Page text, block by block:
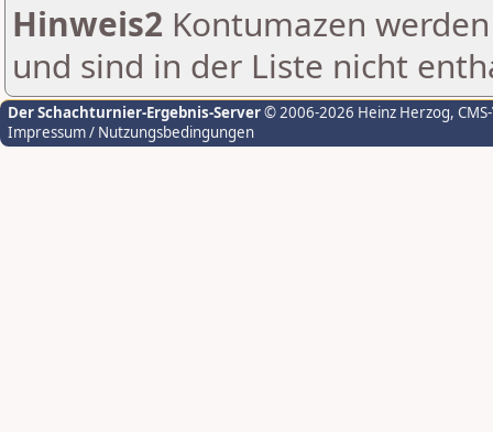
Hinweis2 Kontumazen
und sind in der Liste nicht
Der Schachturnier-Ergebnis-Server© 2006-2026 Heinz Herzog,
Impressum / Nutzungsbedingungen